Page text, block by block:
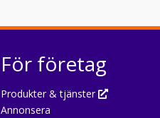
För företag
Produkter & tjänster
Annonsera